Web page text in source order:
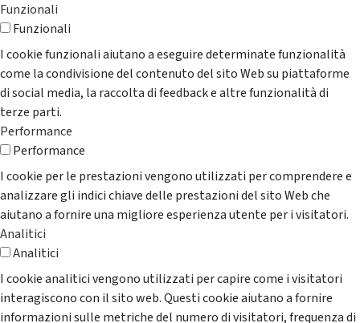
Funzionali
Funzionali
I cookie funzionali aiutano a eseguire determinate funzionalità
come la condivisione del contenuto del sito Web su piattaforme
di social media, la raccolta di feedback e altre funzionalità di
terze parti.
Performance
Performance
I cookie per le prestazioni vengono utilizzati per comprendere e
analizzare gli indici chiave delle prestazioni del sito Web che
aiutano a fornire una migliore esperienza utente per i visitatori.
Analitici
Analitici
I cookie analitici vengono utilizzati per capire come i visitatori
interagiscono con il sito web. Questi cookie aiutano a fornire
informazioni sulle metriche del numero di visitatori, frequenza di